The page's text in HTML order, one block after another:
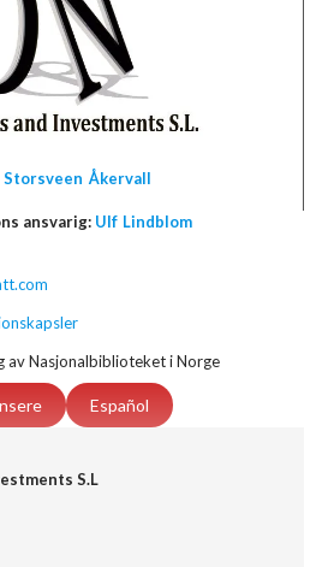
Åkervall
ansvarig: Ulf Lindblom
av Nasjonalbiblioteket i Norge
Español
S.L